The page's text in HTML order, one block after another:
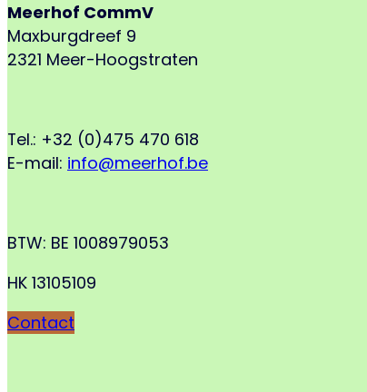
Meerhof CommV
Maxburgdreef 9
2321 Meer-Hoogstraten
Tel.: +32 (0)475 470 618
E-mail: info@meerhof.be
BTW: BE 1008979053
HK 13105109
Contact